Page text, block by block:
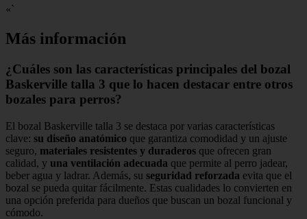
«`
Más información
¿Cuáles son las características principales del bozal
Baskerville talla 3 que lo hacen destacar entre otros
bozales para perros?
El bozal Baskerville talla 3 se destaca por varias características
clave: su diseño anatómico que garantiza comodidad y un ajuste
seguro, materiales resistentes y duraderos que ofrecen gran
calidad, y una ventilación adecuada que permite al perro jadear,
beber agua y ladrar. Además, su seguridad reforzada evita que el
bozal se pueda quitar fácilmente. Estas cualidades lo convierten en
una opción preferida para dueños que buscan un bozal funcional y
cómodo.